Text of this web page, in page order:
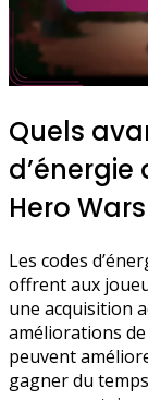
Quels
d’énergie
Hero
Les codes
offrent aux
une acquisition
améliorations
peuvent
gagner du